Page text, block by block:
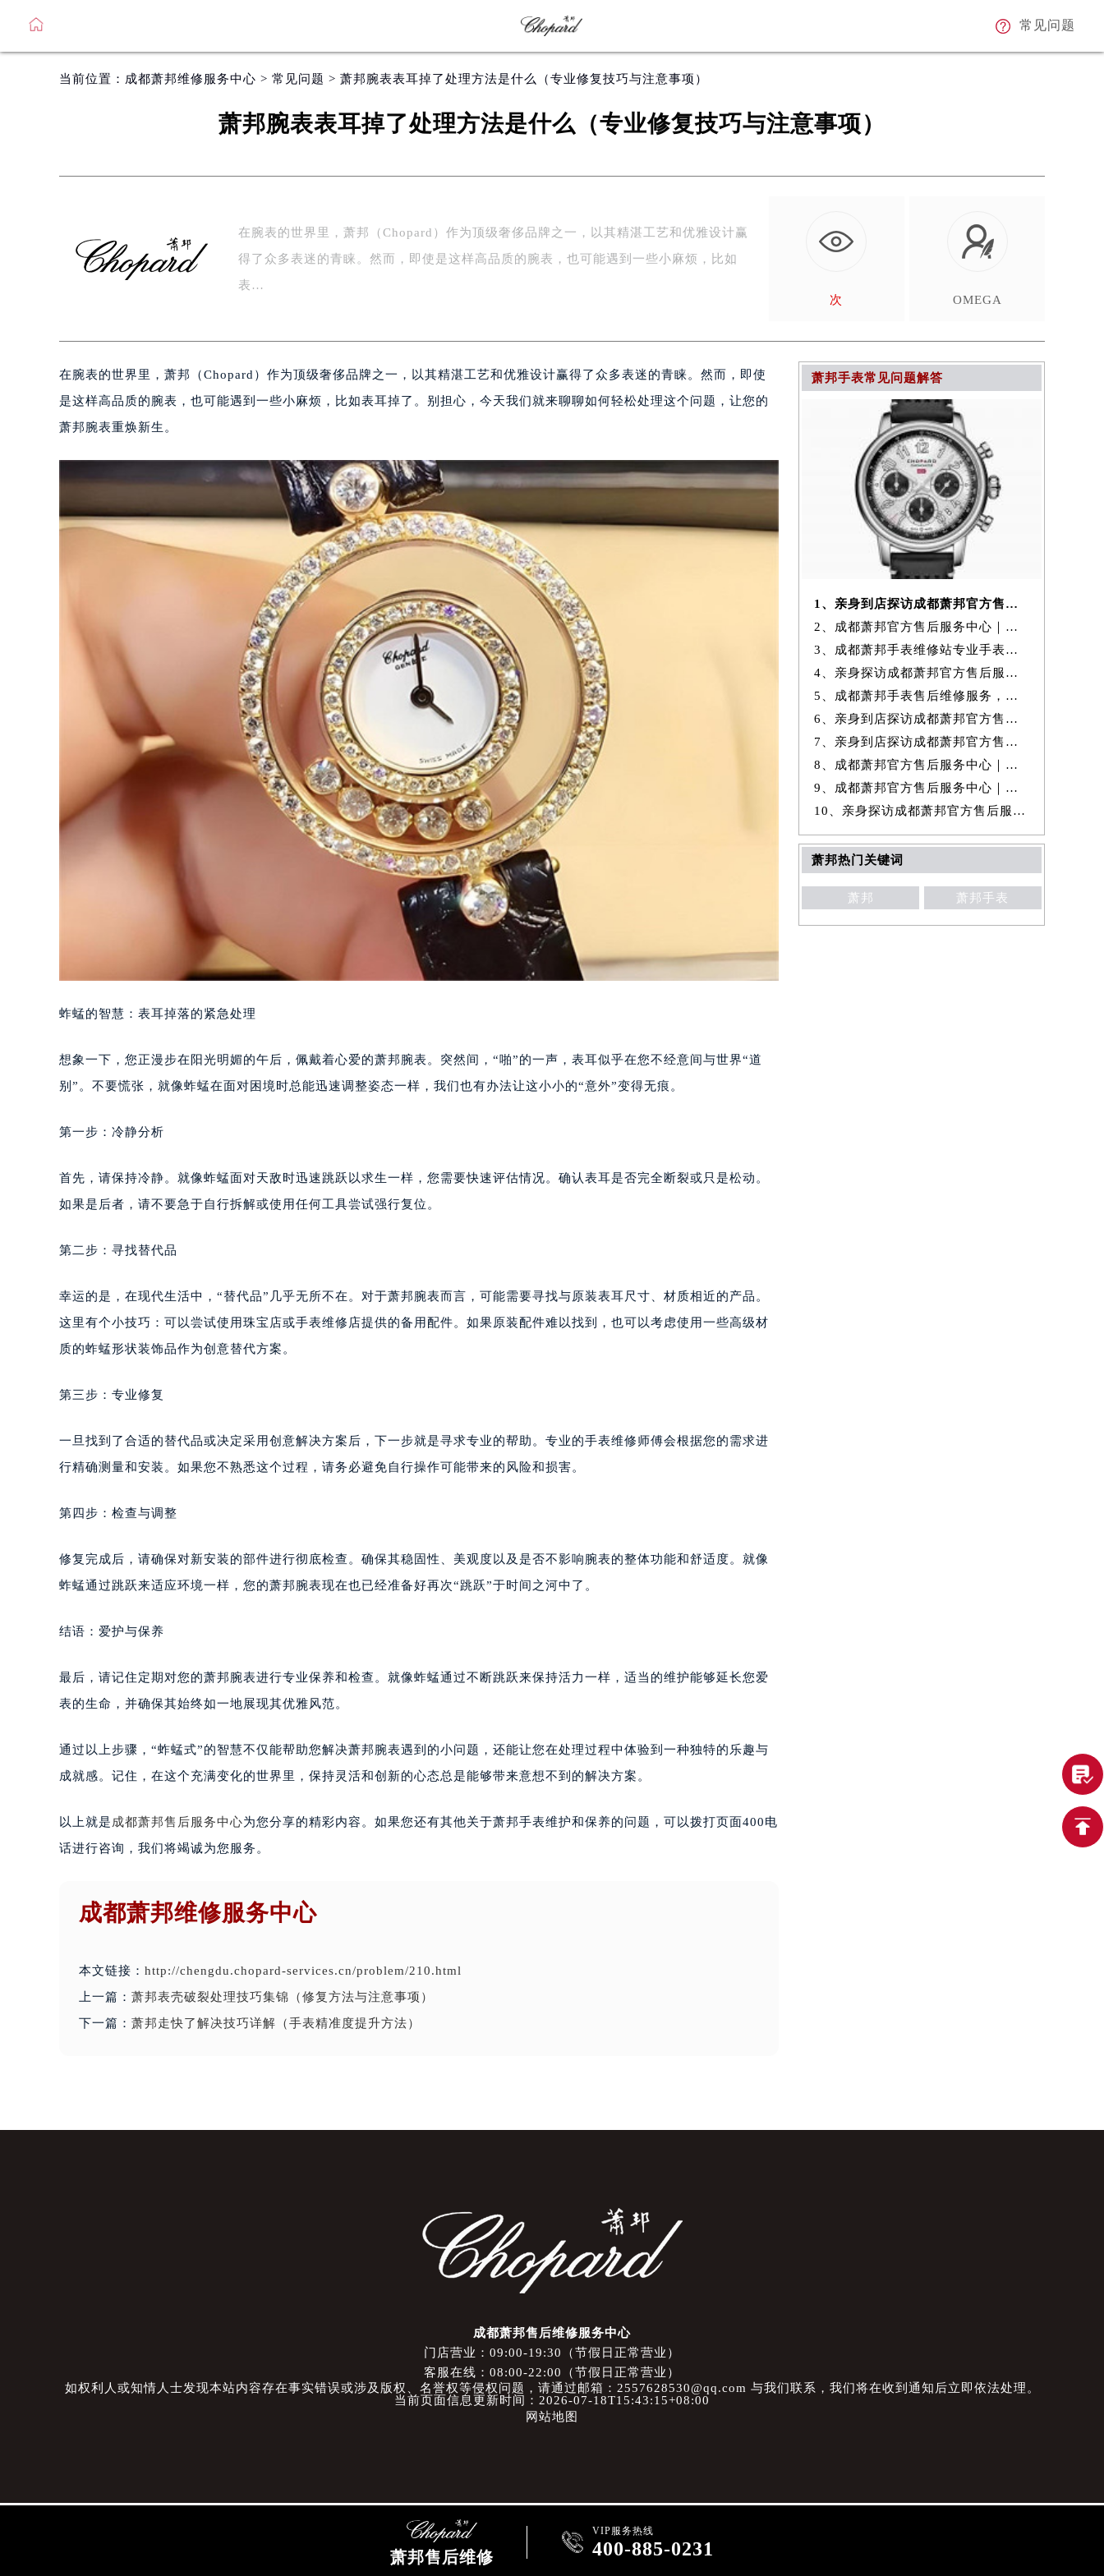
常见问题
当前位置： 成都萧邦维修服务中心 > 常见问题 > 萧邦腕表表耳掉了处理方法是什么（专业修复技巧与注意事项）
萧邦腕表表耳掉了处理方法是什么（专业修复技巧与注意事项）
在腕表的世界里，萧邦（Chopard）作为顶级奢侈品牌之一，以其精湛工艺和优雅设计赢
得了众多表迷的青睐。然而，即使是这样高品质的腕表，也可能遇到一些小麻烦，比如
表…
次
OMEGA
在腕表的世界里，萧邦（Chopard）作为顶级奢侈品牌之一，以其精湛工艺和优雅设计赢得了众多表迷的青睐。然而，即使
是这样高品质的腕表，也可能遇到一些小麻烦，比如表耳掉了。别担心，今天我们就来聊聊如何轻松处理这个问题，让您的
萧邦腕表重焕新生。
蚱蜢的智慧：表耳掉落的紧急处理
想象一下，您正漫步在阳光明媚的午后，佩戴着心爱的萧邦腕表。突然间，“啪”的一声，表耳似乎在您不经意间与世界“道
别”。不要慌张，就像蚱蜢在面对困境时总能迅速调整姿态一样，我们也有办法让这小小的“意外”变得无痕。
第一步：冷静分析
首先，请保持冷静。就像蚱蜢面对天敌时迅速跳跃以求生一样，您需要快速评估情况。确认表耳是否完全断裂或只是松动。
如果是后者，请不要急于自行拆解或使用任何工具尝试强行复位。
第二步：寻找替代品
幸运的是，在现代生活中，“替代品”几乎无所不在。对于萧邦腕表而言，可能需要寻找与原装表耳尺寸、材质相近的产品。
这里有个小技巧：可以尝试使用珠宝店或手表维修店提供的备用配件。如果原装配件难以找到，也可以考虑使用一些高级材
质的蚱蜢形状装饰品作为创意替代方案。
第三步：专业修复
一旦找到了合适的替代品或决定采用创意解决方案后，下一步就是寻求专业的帮助。专业的手表维修师傅会根据您的需求进
行精确测量和安装。如果您不熟悉这个过程，请务必避免自行操作可能带来的风险和损害。
第四步：检查与调整
修复完成后，请确保对新安装的部件进行彻底检查。确保其稳固性、美观度以及是否不影响腕表的整体功能和舒适度。就像
蚱蜢通过跳跃来适应环境一样，您的萧邦腕表现在也已经准备好再次“跳跃”于时间之河中了。
结语：爱护与保养
最后，请记住定期对您的萧邦腕表进行专业保养和检查。就像蚱蜢通过不断跳跃来保持活力一样，适当的维护能够延长您爱
表的生命，并确保其始终如一地展现其优雅风范。
通过以上步骤，“蚱蜢式”的智慧不仅能帮助您解决萧邦腕表遇到的小问题，还能让您在处理过程中体验到一种独特的乐趣与
成就感。记住，在这个充满变化的世界里，保持灵活和创新的心态总是能够带来意想不到的解决方案。
以上就是 成都萧邦售后服务中心为您分享的精彩内容。如果您还有其他关于萧邦手表维护和保养的问题，可以拨打页面400电
话进行咨询，我们将竭诚为您服务。
成都萧邦维修服务中心
本文链接： http://chengdu.chopard-services.cn/problem/210.html
上一篇： 萧邦表壳破裂处理技巧集锦（修复方法与注意事项）
下一篇： 萧邦走快了解决技巧详解（手表精准度提升方法）
萧邦手表常见问题解答
1、亲身到店探访成都萧邦官方售后服务中心｜全新官方地址与24小时热线
2、成都萧邦官方售后服务中心｜维修地址与24小时服务电话权威信息公示
3、成都萧邦手表维修站专业手表维修保养服务权威公示（2026年7月最新）
4、亲身探访成都萧邦官方售后服务中心｜全新地址与售后热线（2026年7月
5、成都萧邦手表售后维修服务，专业保养与故障检测权威公示（2026年7月
6、亲身到店探访成都萧邦官方售后服务中心｜网点地址和官方热线（2026年
7、亲身到店探访成都萧邦官方售后服务中心｜全新热线和维修门店地址（20
8、成都萧邦官方售后服务中心｜官方热线和门店地址权威信息公示（2026年
9、成都萧邦官方售后服务中心｜维修地址与售后服务电话权威信息公示（20
10、亲身探访成都萧邦官方售后服务中心｜完整维修地址及售后电话（2026年
萧邦热门关键词
萧邦 萧邦手表
成都萧邦售后维修服务中心
门店营业：09:00-19:30（节假日正常营业）
客服在线：08:00-22:00（节假日正常营业）
如权利人或知情人士发现本站内容存在事实错误或涉及版权、名誉权等侵权问题，请通过邮箱：2557628530@qq.com 与我们联系，我们将在收到通知后立即依法处理。
当前页面信息更新时间：2026-07-18T15:43:15+08:00
网站地图
萧邦售后维修
 VIP服务热线
400-885-0231